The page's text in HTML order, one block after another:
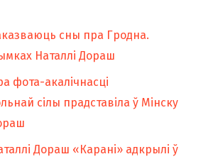
сны пра Гродна.
Наталлі Дораш
фота-акалічнасці
сілы прадставіла ў Мінску
Дораш «Карані» адкрылі ў